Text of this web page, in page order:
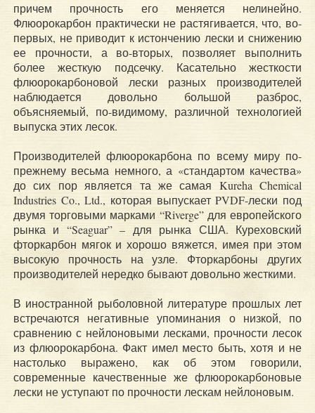
причем прочность его меняется нелинейно.
Флюорокарбон практически не растягивается, что, во-
первых, не приводит к истончению лески и снижению
ее прочности, а во-вторых, позволяет выполнить
более жесткую подсечку. Касательно жесткости
флюорокарбоновой лески разных производителей
наблюдается довольно большой разброс,
объясняемый, по-видимому, различной технологией
выпуска этих лесок.
Производителей флюорокарбона по всему миру по-
прежнему весьма немного, а «стандартом качества»
до сих пор является та же самая Kureha Chemical
Industries Co., Ltd., которая выпускает PVDF-лески под
двумя торговыми марками “Riverge” для европейского
рынка и “Seaguar” – для рынка США. Куреховский
фторкарбон мягок и хорошо вяжется, имея при этом
высокую прочность на узле. Фторкарбоны других
производителей нередко бывают довольно жесткими.
В иностранной рыболовной литературе прошлых лет
встречаются негативные упоминания о низкой, по
сравнению с нейлоновыми лесками, прочности лесок
из флюорокарбона. Факт имел место быть, хотя и не
настолько выражено, как об этом говорили,
современные качественные же флюорокарбоновые
лески не уступают по прочности лескам нейлоновым.